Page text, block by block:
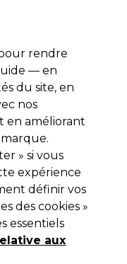
connecter
et Matériel
Expert
Activateur
rendre
— en
du site, en
nos
en améliorant
» si vous
expérience
définir vos
des cookies »
essentiels
aux